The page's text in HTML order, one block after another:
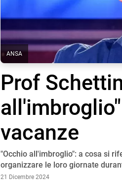
ANSA
Prof
vacanze
"Occhio all'imbroglio": a cosa si
organizzare le loro giornate
21 Dicembre 2024